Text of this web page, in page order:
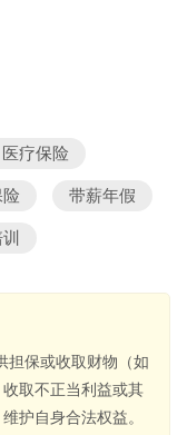
医疗保险
带薪年假
担保或收取财物（如
取不正当利益或其
护自身合法权益。